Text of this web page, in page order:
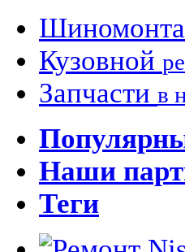
Кузовной
Запчасти в
Наши
Теги